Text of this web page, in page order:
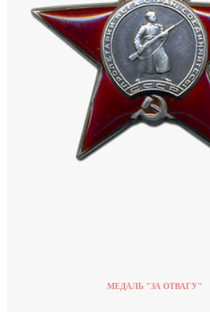
МЕДАЛЬ "ЗА ОТВАГУ"